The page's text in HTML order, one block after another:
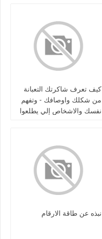
كيف تعرف شاكرتك التعبانة
من شكلك واوصافك - وتفهم
نفسك والاشخاص إلي يطلعوا
نبذه عن طاقة الارقام